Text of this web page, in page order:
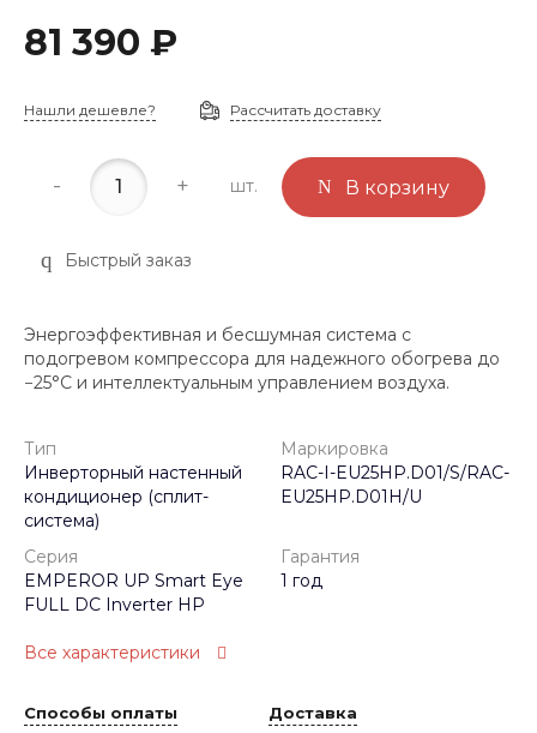
81 390 ₽
Нашли дешевле? Рассчитать доставку
- + шт. В корзину
Быстрый заказ
Энергоэффективная и бесшумная система с
подогревом компрессора для надежного обогрева до
−25°С и интеллектуальным управлением воздуха.
Тип
Инверторный настенный
кондиционер (сплит-
система)
Маркировка
RAC-I-EU25HP.D01/S/RAC-
EU25HP.D01H/U
Серия
EMPEROR UP Smart Eye
FULL DC Inverter HP
Гарантия
1 год
Все характеристики
Способы оплаты Доставка